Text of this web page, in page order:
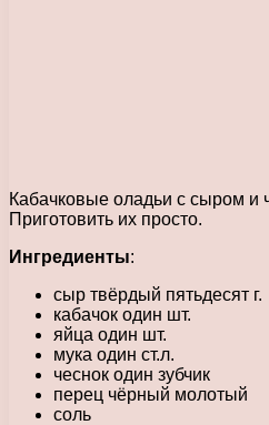
Кабачковые оладьи с сыром и
Приготовить их просто.
Ингредиенты:
сыр твёрдый пятьдесят г.
кабачок один шт.
яйца один шт.
мука один ст.л.
чеснок один зубчик
перец чёрный молотый
соль